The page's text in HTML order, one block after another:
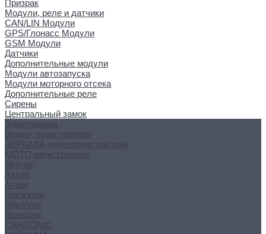
Призрак
Модули, реле и датчики
CAN/LIN Модули
GPS/Глонасс Модули
GSM Модули
Датчики
Дополнительные модули
Модули автозапуска
Модули моторного отсека
Дополнительные реле
Сирены
Центральный замок
Электроника
Видео- регистраторы
ЗЕРКАЛА-видеорегистраторы
МОТО-регистраторы
Akenori
Axiom
Axper
Blackview
BlackVue
Bluesonic
CANSONIC